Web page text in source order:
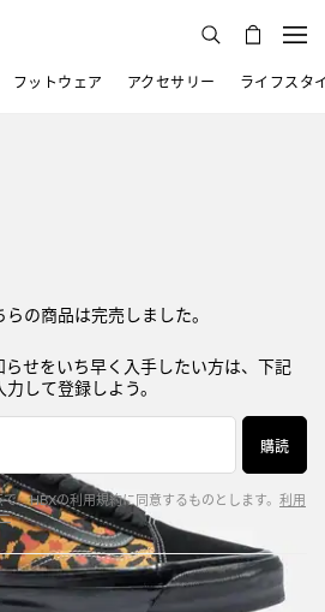
フットウェア アクセサリー ライフスタ
の商品は完売しました。
せをいち早く入手したい方は、下記
して登録しよう。
購読
、HBXの利用規約に同意するものとします。 利用